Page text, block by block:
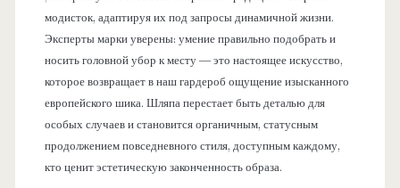
модисток, адаптируя их под запросы динамичной жизни.
Эксперты марки уверены: умение правильно подобрать и
носить головной убор к месту — это настоящее искусство,
которое возвращает в наш гардероб ощущение изысканного
европейского шика. Шляпа перестает быть деталью для
особых случаев и становится органичным, статусным
продолжением повседневного стиля, доступным каждому,
кто ценит эстетическую законченность образа.